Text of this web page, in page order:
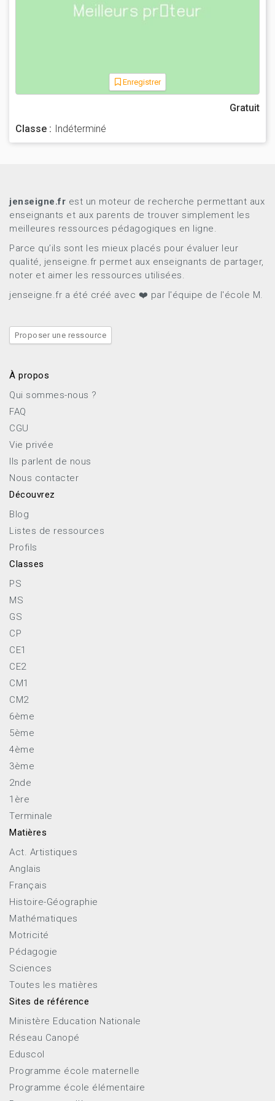
Enregistrer
Gratuit
Classe : Indéterminé
jenseigne.fr est un moteur de recherche permettant aux
enseignants et aux parents de trouver simplement les
meilleures ressources pédagogiques en ligne.
Parce qu’ils sont les mieux placés pour évaluer leur
qualité, jenseigne.fr permet aux enseignants de partager,
noter et aimer les ressources utilisées.
jenseigne.fr a été créé avec ❤️ par l'équipe de l'école M.
Proposer une ressource
À propos
Qui sommes-nous ?
FAQ
CGU
Vie privée
Ils parlent de nous
Nous contacter
Découvrez
Blog
Listes de ressources
Profils
Classes
PS
MS
GS
CP
CE1
CE2
CM1
CM2
6ème
5ème
4ème
3ème
2nde
1ère
Terminale
Matières
Act. Artistiques
Anglais
Français
Histoire-Géographie
Mathématiques
Motricité
Pédagogie
Sciences
Toutes les matières
Sites de référence
Ministère Education Nationale
Réseau Canopé
Eduscol
Programme école maternelle
Programme école élémentaire